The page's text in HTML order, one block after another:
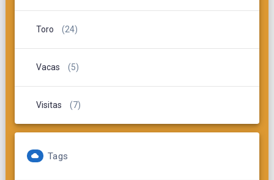
Toro (24)
Vacas (5)
Visitas (7)
Tags